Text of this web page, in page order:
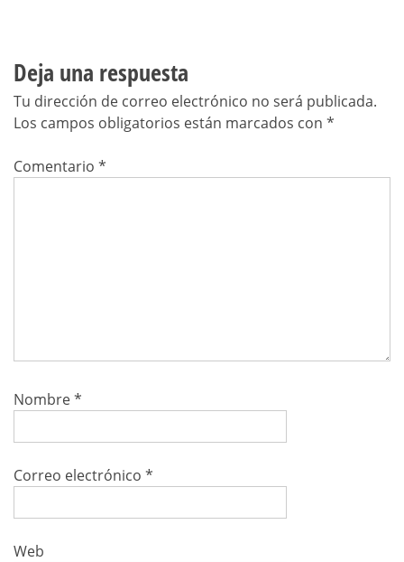
Deja una respuesta
Tu dirección de correo electrónico no será publicada.
Los campos obligatorios están marcados con *
Comentario *
Nombre*
Correo electrónico *
Web